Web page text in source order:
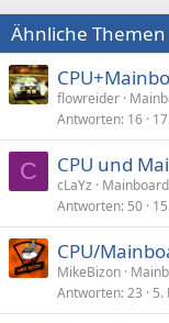
Ähnliche Themen
flowreider
Antworten 16
C CPU und
cLaYz
Antworten 50
CPU/
MikeBizon
Antworten 23 5.